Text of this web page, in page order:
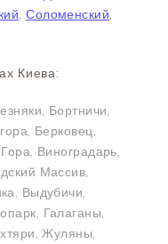
,Соломенский
Киева:
Бортничи,
Берковец,
Виноградарь,
Массив,
Выдубичи,
Галаганы,
Жуляны,